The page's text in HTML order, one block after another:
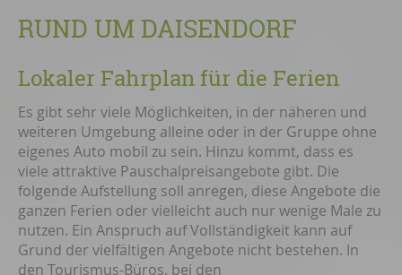
RUND UM DAISENDORF
Lokaler Fahrplan für die Ferien
Es gibt sehr viele Möglichkeiten, in der näheren und
weiteren Umgebung alleine oder in der Gruppe ohne
eigenes Auto mobil zu sein. Hinzu kommt, dass es
viele attraktive Pauschalpreisangebote gibt. Die
folgende Aufstellung soll anregen, diese Angebote die
ganzen Ferien oder vielleicht auch nur wenige Male zu
nutzen. Ein Anspruch auf Vollständigkeit kann auf
Grund der vielfältigen Angebote nicht bestehen. In
den Tourismus-Büros, bei den